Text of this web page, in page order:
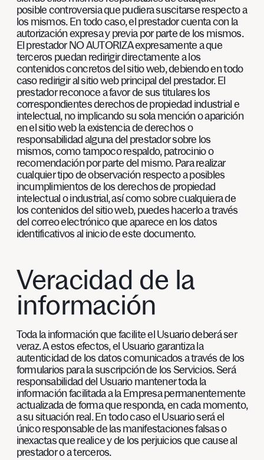
posible controversia que pudiera suscitarse respecto a
los mismos. En todo caso, el prestador cuenta con la
autorización expresa y previa por parte de los mismos.
El prestador NO AUTORIZA expresamente a que
terceros puedan redirigir directamente a los
contenidos concretos del sitio web, debiendo en todo
caso redirigir al sitio web principal del prestador. El
prestador reconoce a favor de sus titulares los
correspondientes derechos de propiedad industrial e
intelectual, no implicando su sola mención o aparición
en el sitio web la existencia de derechos o
responsabilidad alguna del prestador sobre los
mismos, como tampoco respaldo, patrocinio o
recomendación por parte del mismo. Para realizar
cualquier tipo de observación respecto a posibles
incumplimientos de los derechos de propiedad
intelectual o industrial, así como sobre cualquiera de
los contenidos del sitio web, puedes hacerlo a través
del correo electrónico que aparece en los datos
identificativos al inicio de este documento.
Veracidad de la
información
Toda la información que facilite el Usuario deberá ser
veraz. A estos efectos, el Usuario garantiza la
autenticidad de los datos comunicados a través de los
formularios para la suscripción de los Servicios. Será
responsabilidad del Usuario mantener toda la
información facilitada a la Empresa permanentemente
actualizada de forma que responda, en cada momento,
a su situación real. En todo caso el Usuario será el
único responsable de las manifestaciones falsas o
inexactas que realice y de los perjuicios que cause al
prestador o a terceros.